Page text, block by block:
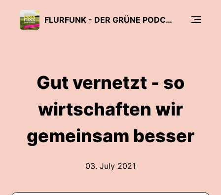
FLURFUNK - DER GRÜNE PODCAST AUS OSTPRIGNITZ-RUPPIN, DER PRIGNITZ UND DEM HAVELLAND
Gut vernetzt - so
wirtschaften wir
gemeinsam besser
03. July 2021